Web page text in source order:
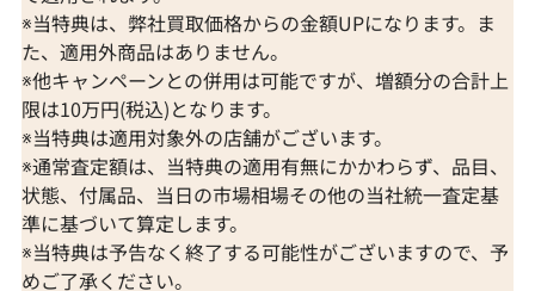
※当特典は、弊社買取価格からの金額UPになります。ま
た、適用外商品はありません。
※他キャンペーンとの併用は可能ですが、増額分の合計上
限は10万円(税込)となります。
※当特典は適用対象外の店舗がございます。
※通常査定額は、当特典の適用有無にかかわらず、品目、
状態、付属品、当日の市場相場その他の当社統一査定基
準に基づいて算定します。
※当特典は予告なく終了する可能性がございますので、予
めご了承ください。